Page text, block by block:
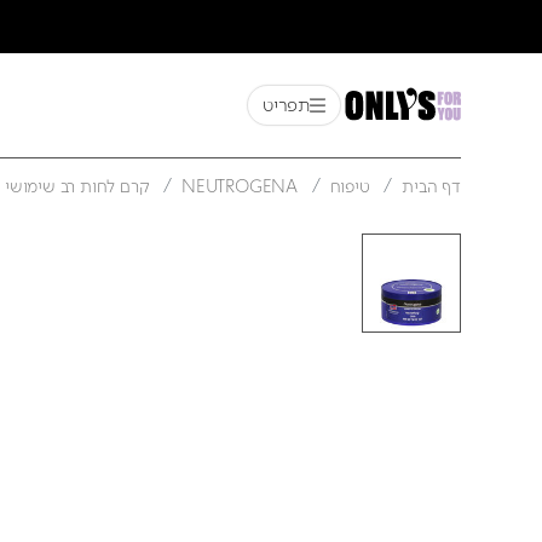
תפריט
דף הבית טיפוח NEUTROGENA קרם לחות רב שימושי